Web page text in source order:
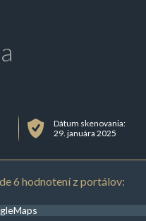
Dátum skenovania:
29. januára 2025
6 hodnotení z portálov: